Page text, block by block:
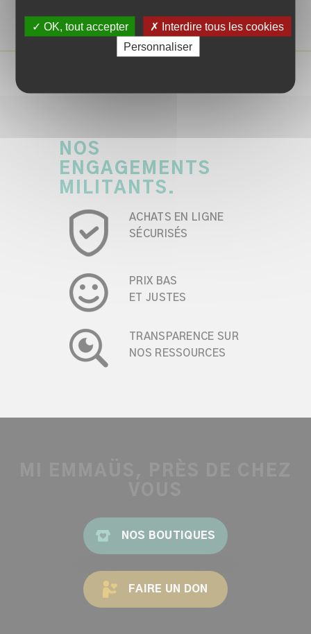
NOS
ENGAGEMENTS
MILITANTS.
ACHATS EN LIGNE
SÉCURISÉS
PRIX BAS
ET JUSTES
TRANSPARENCE SUR
NOS RESSOURCES
NOS BOUTIQUES
FAIRE UN DON
✓ OK, tout accepter
✗ Interdire tous les cookies
Personnaliser